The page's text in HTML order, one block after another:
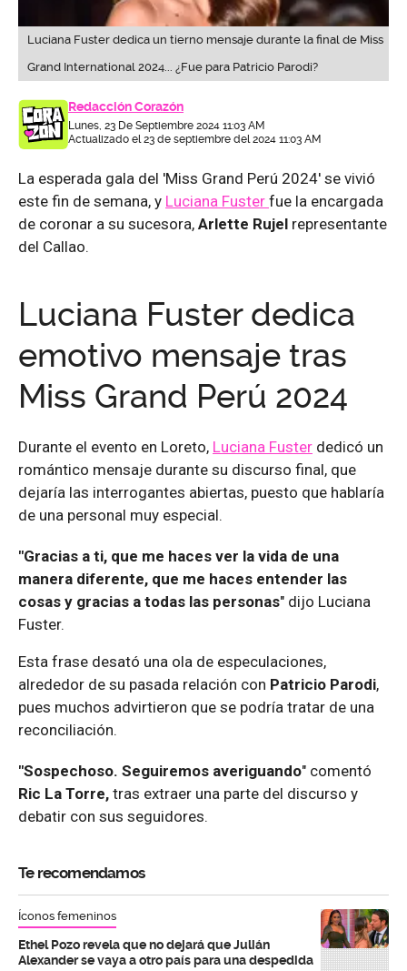
Luciana Fuster dedica un tierno mensaje durante la final de Miss
Grand International 2024... ¿Fue para Patricio Parodi?
Redacción Corazón
Lunes, 23 De Septiembre 2024 11:03 AM
Actualizado el 23 de septiembre del 2024 11:03 AM
La esperada gala del 'Miss Grand Perú 2024' se vivió
este fin de semana, y Luciana Fuster fue la encargada
de coronar a su sucesora, Arlette Rujel representante
del Callao.
Luciana Fuster dedica
emotivo mensaje tras
Miss Grand Perú 2024
Durante el evento en Loreto, Luciana Fuster dedicó un
romántico mensaje durante su discurso final, que
dejaría las interrogantes abiertas, puesto que hablaría
de una personal muy especial.
"Gracias a ti, que me haces ver la vida de una
manera diferente, que me haces entender las
cosas y gracias a todas las personas" dijo Luciana
Fuster.
Esta frase desató una ola de especulaciones,
alrededor de su pasada relación con Patricio Parodi,
pues muchos advirtieron que se podría tratar de una
reconciliación.
"Sospechoso. Seguiremos averiguando" comentó
Ric La Torre, tras extraer una parte del discurso y
debatir con sus seguidores.
Te recomendamos
Íconos femeninos
Ethel Pozo revela que no dejará que Julián
Alexander se vaya a otro país para una despedida